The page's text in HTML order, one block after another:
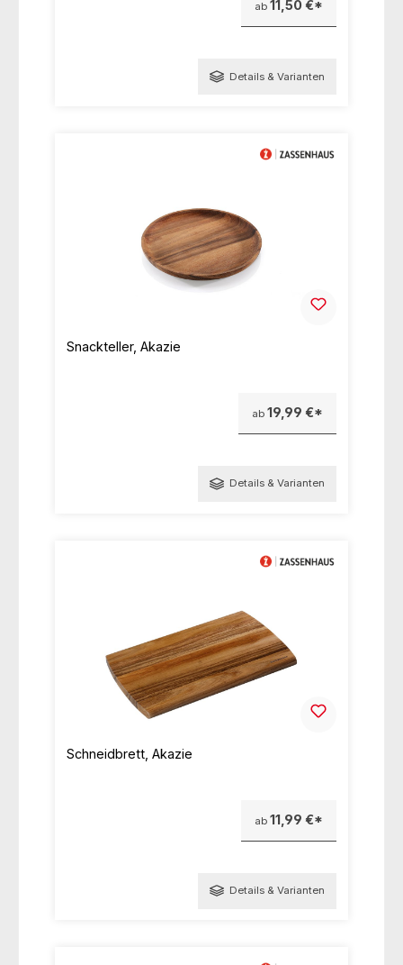
ab 11,50 €*
Details & Varianten
Snackteller, Akazie
ab 19,99 €*
Details & Varianten
Schneidbrett, Akazie
ab 11,99 €*
Details & Varianten